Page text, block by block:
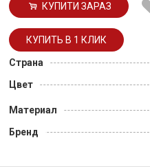
КУПИТИ ЗАРАЗ
Страна
Цвет
Материал
Бренд